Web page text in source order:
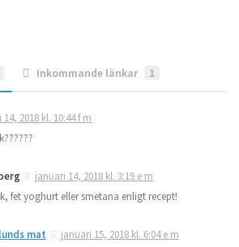
Inkommande länkar 1
2018 kl. 10:44 f m
januari 14, 2018 kl. 3:19 e m
fet yoghurt eller smetana enligt recept!
mat
januari 15, 2018 kl. 6:04 e m